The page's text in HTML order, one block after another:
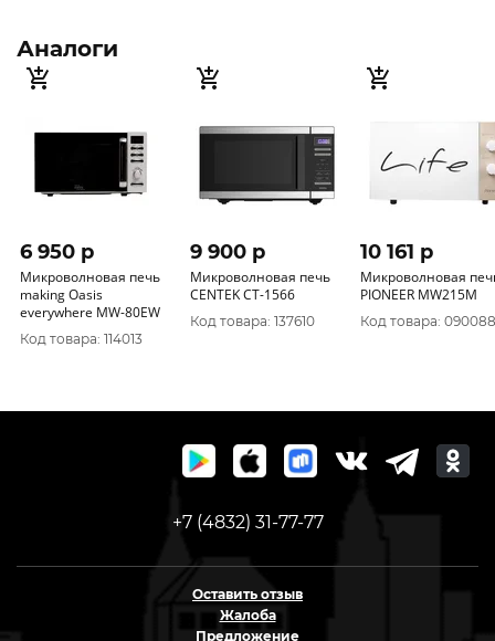
Аналоги
6 950 p
Микроволновая печь
making Oasis
everywhere MW-80EW
Код товара: 114013
9 900 p
Микроволновая печь
CENTEK CT-1566
Код товара: 137610
10 161 p
Микроволновая
PIONEER MW215M
Код товара: 090088
+7 (4832) 31-77-77
Оставить отзыв
Жалоба
Предложение